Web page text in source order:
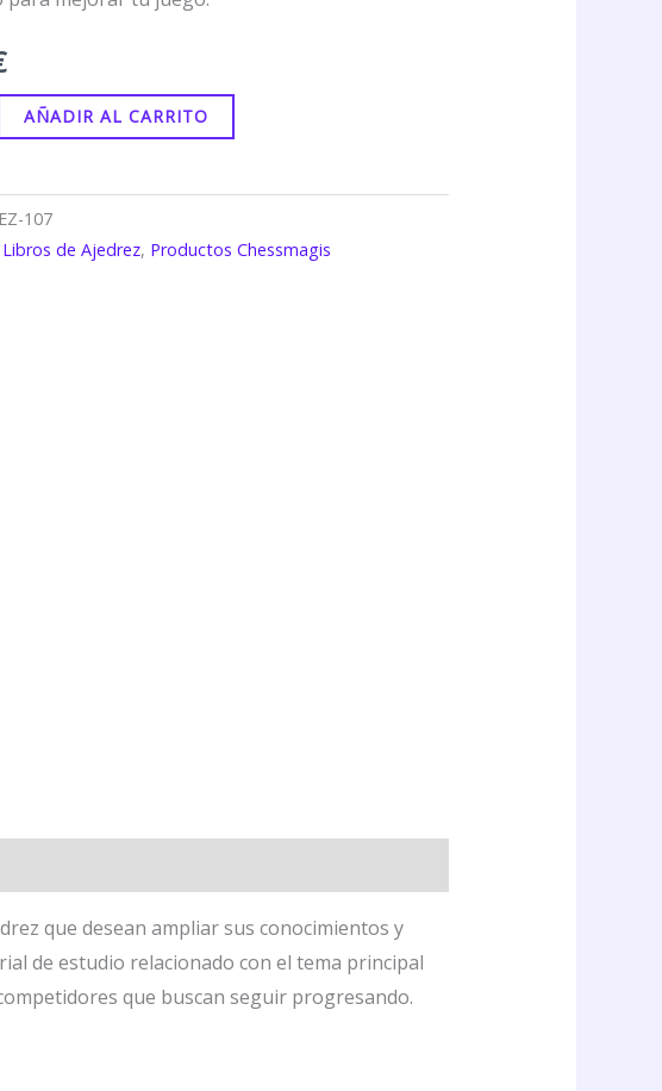
AÑADIR AL CARRITO
107
Libros de Ajedrez, Productos Chessmagis
que desean ampliar sus conocimientos y
de estudio relacionado con el tema principal
que buscan seguir progresando.